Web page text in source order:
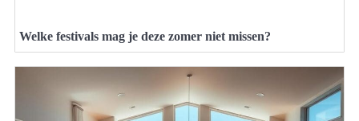
Welke festivals mag je deze zomer niet missen?